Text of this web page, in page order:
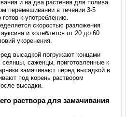
и на два растения для полива
перемешивании в течении 3-5
к употреблению.
скоростью разложения
и колеблется от 20 до 60
укоренения.
высадкой погружают концами
сеянцы, саженцы, приготовленные к
замачивают перед высадкой в
под корень раствором
высадки.
раствора для замачивания